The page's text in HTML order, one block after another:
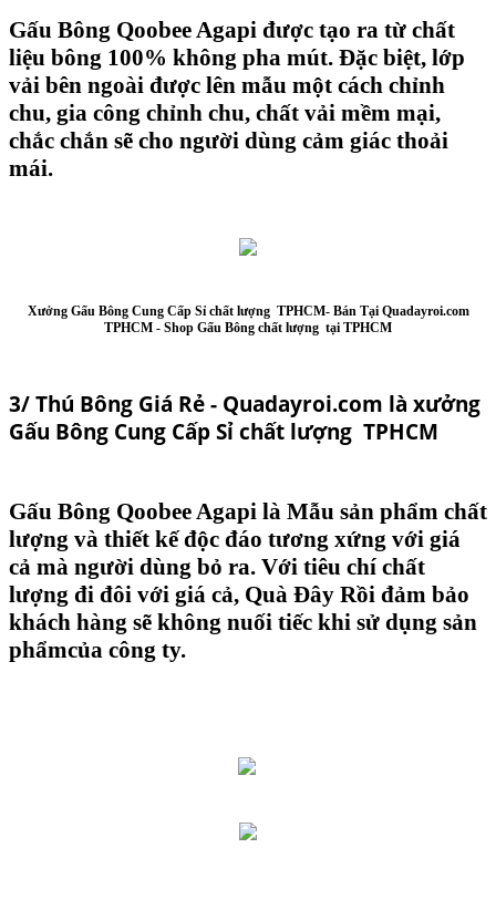
Gấu Bông Qoobee Agapi được tạo ra từ chất
liệu bông 100% không pha mút. Đặc biệt, lớp
vải bên ngoài được lên mẫu một cách chỉnh
chu, gia công chỉnh chu, chất vải mềm mại,
chắc chắn sẽ cho người dùng cảm giác thoải
mái.
Xưởng Gấu Bông Cung Cấp Sỉ chất lượng TPHCM-Bán Tại Quadayroi.com
TPHCM - Shop Gấu Bông chất lượng tại TPHCM
3/ Thú Bông Giá Rẻ - Quadayroi.com là xưởng
Gấu Bông Cung Cấp Sỉ chất lượng TPHCM
Gấu Bông Qoobee Agapi là Mẫu sản phẩm chất
lượng và thiết kế độc đáo tương xứng với giá
cả mà người dùng bỏ ra. Với tiêu chí chất
lượng đi đôi với giá cả, Quà Đây Rồi đảm bảo
khách hàng sẽ không nuối tiếc khi sử dụng sản
phẩmcủa công ty.